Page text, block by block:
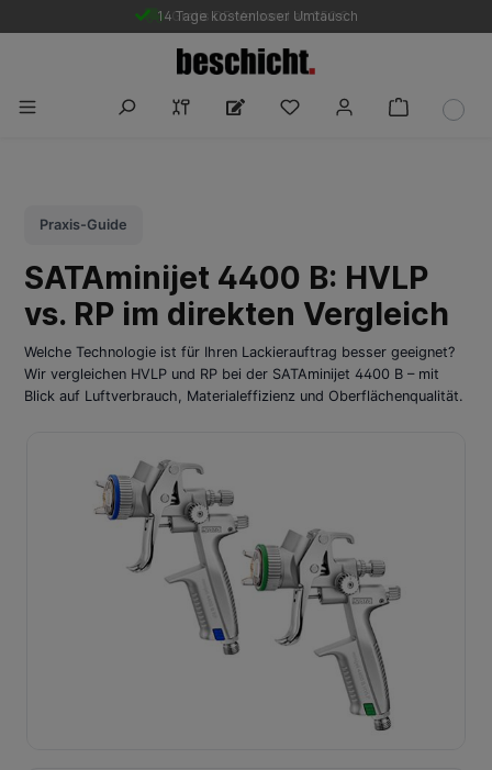
Gratis DE-Versand ab 250 €
14 Tage kostenloser Umtausch
Praxis-Guide
SATAminijet 4400 B: HVLP
vs. RP im direkten Vergleich
Welche Technologie ist für Ihren Lackierauftrag besser geeignet?
Wir vergleichen HVLP und RP bei der SATAminijet 4400 B – mit
Blick auf Luftverbrauch, Materialeffizienz und Oberflächenqualität.